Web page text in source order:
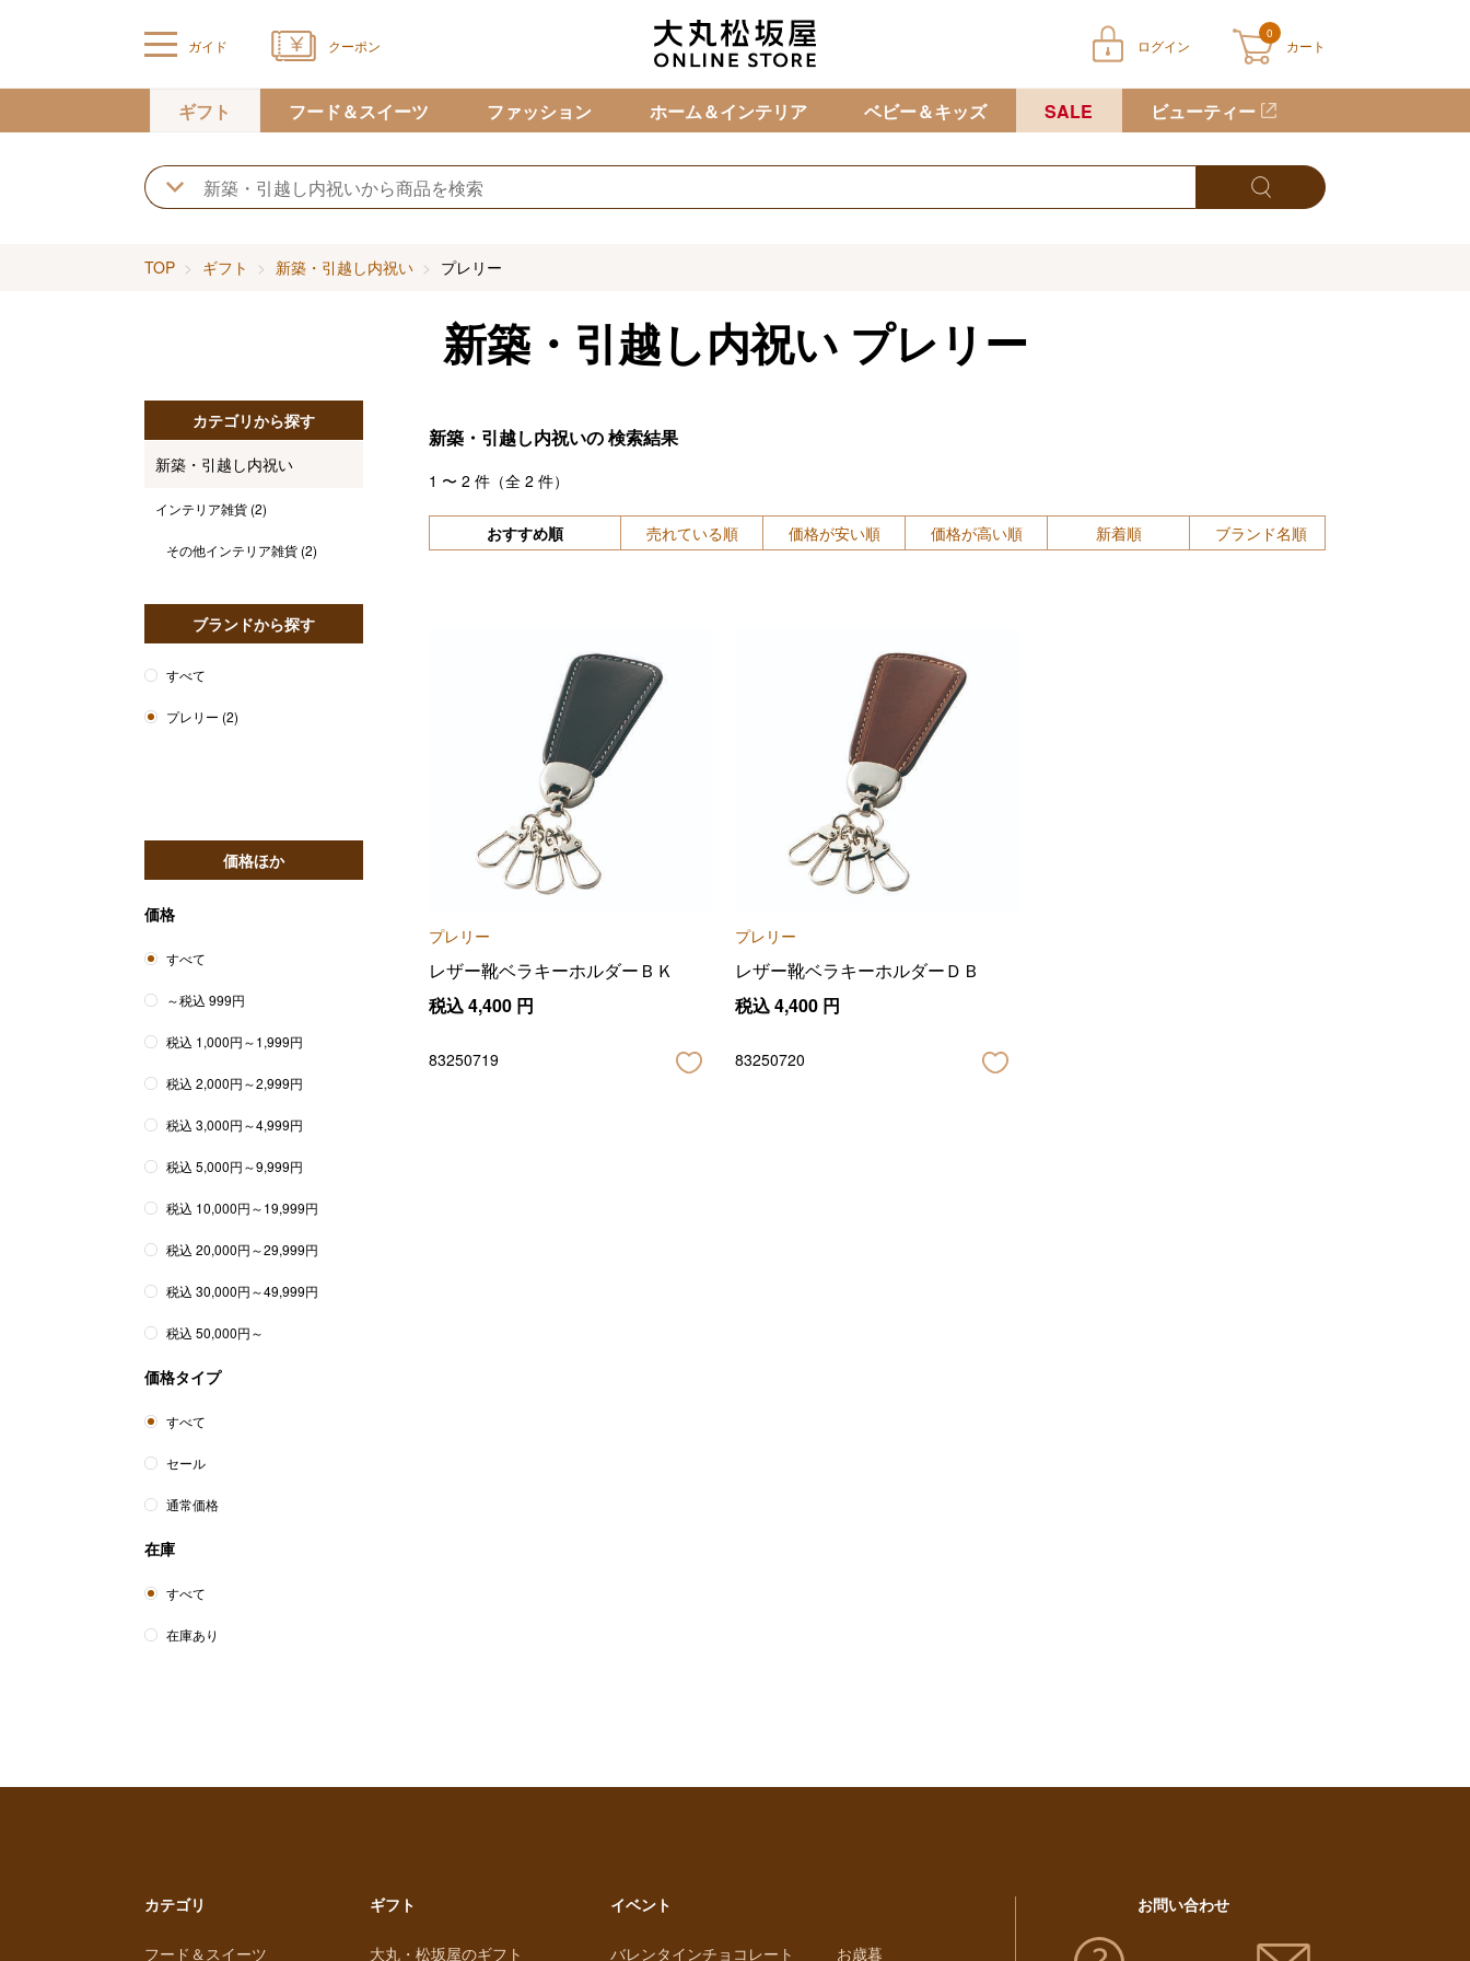
ガイド クーポン ログイン
0
カート
カートに商品が入っていません
ギフト フード＆スイーツ ファッション ホーム＆インテリア ベビー＆キッズ SALE ビューティー
TOP ギフト 新築・引越し内祝い プレリー
新築・引越し内祝い プレリー
新築・引越し内祝いの検索結果
1 〜 2 件（全 2 件）
おすすめ順 売れている順 価格が安い順 価格が高い順 新着順 ブランド名順
プレリー
レザー靴ベラキーホルダーＢＫ
税込4,400 円
83250719
プレリー
レザー靴ベラキーホルダーＤＢ
税込4,400 円
83250720
カテゴリから探す
新築・引越し内祝い
インテリア雑貨 (2)
その他インテリア雑貨 (2)
ブランドから探す
すべて
プレリー (2)
価格ほか
価格
すべて
～税込 999円
税込 1,000円～1,999円
税込 2,000円～2,999円
税込 3,000円～4,999円
税込 5,000円～9,999円
税込 10,000円～19,999円
税込 20,000円～29,999円
税込 30,000円～49,999円
税込 50,000円～
価格タイプ
すべて
セール
通常価格
在庫
すべて
在庫あり
カテゴリ
フード＆スイーツ
ギフト
大丸・松坂屋のギフト
イベント
バレンタインチョコレート お歳暮
お問い合わせ